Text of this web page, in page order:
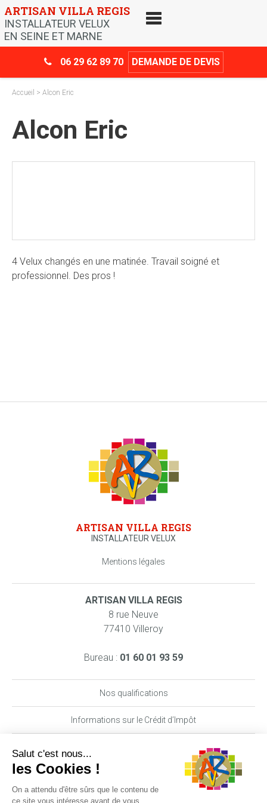
Skip
to
content
ARTISAN VILLA REGIS
INSTALLATEUR VELUX
EN SEINE ET MARNE
06 29 62 89 70 DEMANDE DE DEVIS
Accueil > Alcon Eric
Alcon Eric
4 Velux changés en une matinée. Travail soigné et
professionnel. Des pros !
ARTISAN VILLA REGIS
INSTALLATEUR VELUX
Mentions légales
ARTISAN VILLA REGIS
8 rue Neuve
77410 Villeroy
Bureau : 01 60 01 93 59
Nos qualifications
Informations sur le Crédit d’Impôt